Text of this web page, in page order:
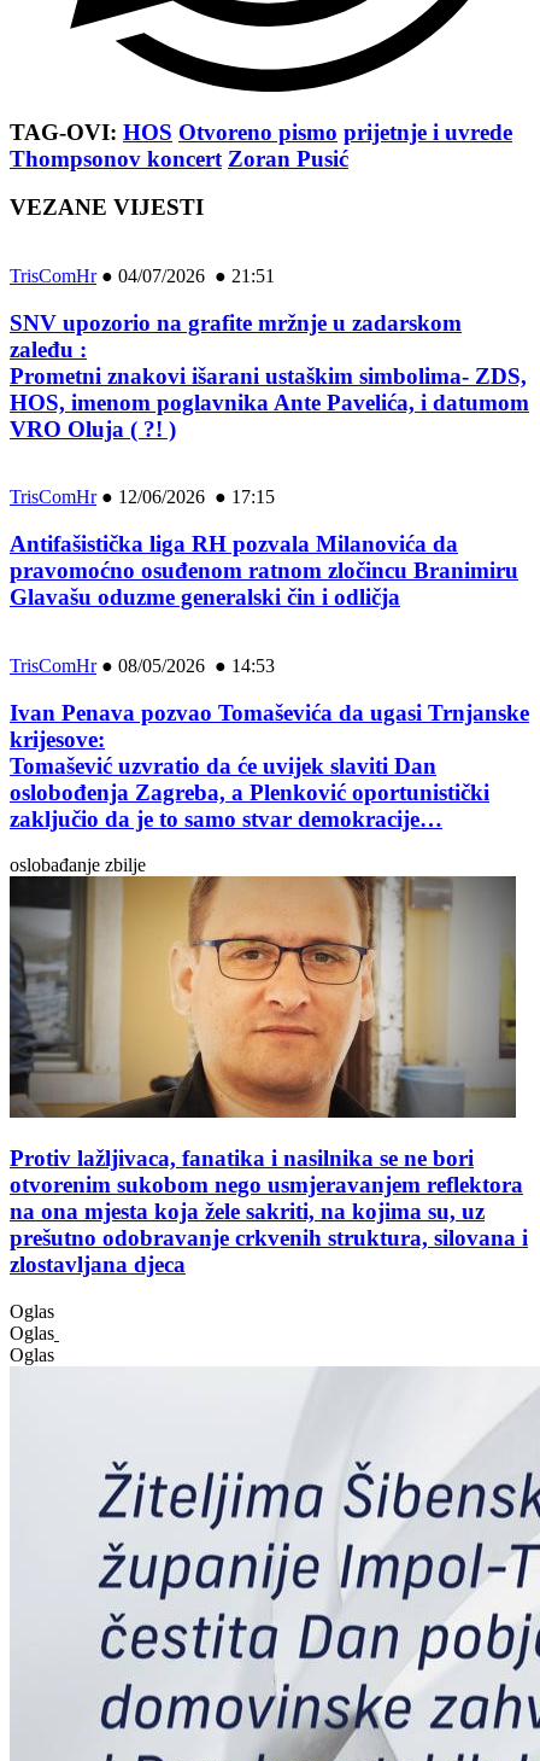
TAG-OVI: HOS Otvoreno pismo prijetnje i uvrede
Thompsonov koncert Zoran Pusić
VEZANE VIJESTI
TrisComHr● 04/07/2026 ● 21:51
SNV upozorio na grafite mržnje u zadarskom
zaleđu :
Prometni znakovi išarani ustaškim simbolima- ZDS,
HOS, imenom poglavnika Ante Pavelića, i datumom
VRO Oluja ( ?! )
TrisComHr● 12/06/2026 ● 17:15
Antifašistička liga RH pozvala Milanovića da
pravomoćno osuđenom ratnom zločincu Branimiru
Glavašu oduzme generalski čin i odličja
TrisComHr● 08/05/2026 ● 14:53
Ivan Penava pozvao Tomaševića da ugasi Trnjanske
krijesove:
Tomašević uzvratio da će uvijek slaviti Dan
oslobođenja Zagreba, a Plenković oportunistički
zaključio da je to samo stvar demokracije…
oslobađanje zbilje
Protiv lažljivaca, fanatika i nasilnika se ne bori
otvorenim sukobom nego usmjeravanjem reflektora
na ona mjesta koja žele sakriti, na kojima su, uz
prešutno odobravanje crkvenih struktura, silovana i
zlostavljana djeca
Oglas
Oglas
Oglas